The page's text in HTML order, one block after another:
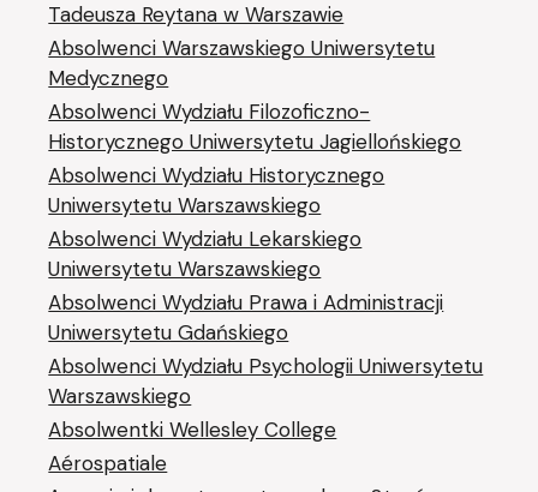
Tadeusza Reytana w Warszawie
Absolwenci Warszawskiego Uniwersytetu
Medycznego
Absolwenci Wydziału Filozoficzno-
Historycznego Uniwersytetu Jagiellońskiego
Absolwenci Wydziału Historycznego
Uniwersytetu Warszawskiego
Absolwenci Wydziału Lekarskiego
Uniwersytetu Warszawskiego
Absolwenci Wydziału Prawa i Administracji
Uniwersytetu Gdańskiego
Absolwenci Wydziału Psychologii Uniwersytetu
Warszawskiego
Absolwentki Wellesley College
Aérospatiale